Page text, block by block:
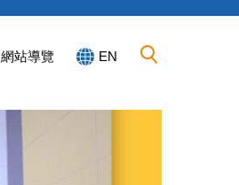
網站導覽 EN